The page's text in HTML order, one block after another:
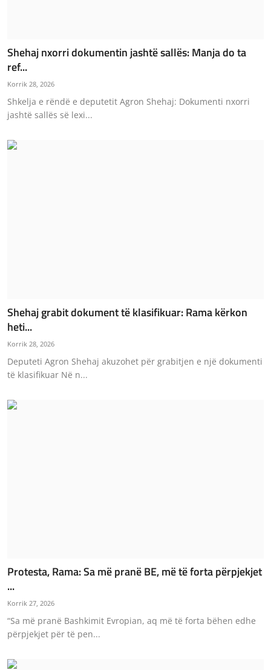
Shehaj nxorri dokumentin jashtë sallës: Manja do ta
ref...
Korrik 28, 2026
Shkelja e rëndë e deputetit Agron Shehaj: Dokumenti nxorri
jashtë sallës së lexi...
Shehaj grabit dokument të klasifikuar: Rama kërkon
heti...
Korrik 28, 2026
Deputeti Agron Shehaj akuzohet për grabitjen e një dokumenti
të klasifikuar Në n...
Protesta, Rama: Sa më pranë BE, më të forta përpjekjet
...
Korrik 27, 2026
“Sa më pranë Bashkimit Evropian, aq më të forta bëhen edhe
përpjekjet për të pen...